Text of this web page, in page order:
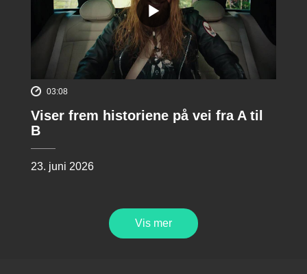
03:08
Viser frem historiene på vei fra A til
B
23. juni 2026
Vis mer